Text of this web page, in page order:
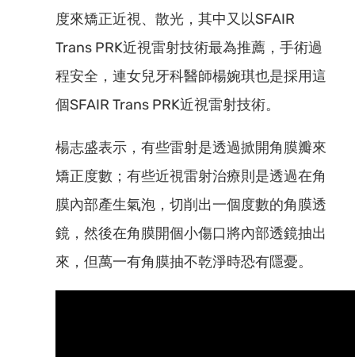
度來矯正近視、散光，其中又以SFAIR
Trans PRK近視雷射技術最為推薦，手術過
程安全，連女兒牙科醫師楊婉琪也是採用這
個SFAIR Trans PRK近視雷射技術。
楊志盛表示，有些雷射是透過掀開角膜瓣來
矯正度數；有些近視雷射治療則是透過在角
膜內部產生氣泡，切削出一個度數的角膜透
鏡，然後在角膜開個小傷口將內部透鏡抽出
來，但萬一有角膜抽不乾淨時恐有隱憂。